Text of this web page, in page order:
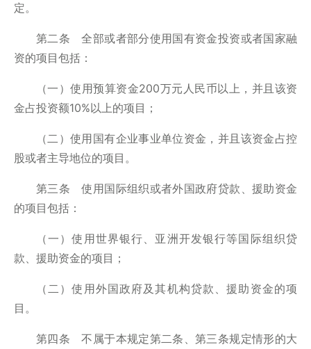
定。
第二条 全部或者部分使用国有资金投资或者国家融
资的项目包括：
（一）使用预算资金200万元人民币以上，并且该资
金占投资额10%以上的项目；
（二）使用国有企业事业单位资金，并且该资金占控
股或者主导地位的项目。
第三条 使用国际组织或者外国政府贷款、援助资金
的项目包括：
（一）使用世界银行、亚洲开发银行等国际组织贷
款、援助资金的项目；
（二）使用外国政府及其机构贷款、援助资金的项
目。
第四条 不属于本规定第二条、第三条规定情形的大